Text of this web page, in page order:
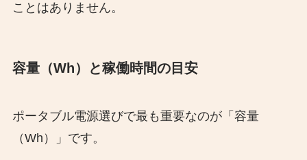
ことはありません。
容量（Wh）と稼働時間の目安
ポータブル電源選びで最も重要なのが「容量
（Wh）」です。